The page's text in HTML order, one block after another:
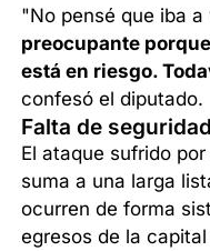
"No pensé que iba
preocupante
está en riesgo.
confesó el diputado.
Falta de
El ataque sufrido
suma a una larga
ocurren de forma
egresos de la